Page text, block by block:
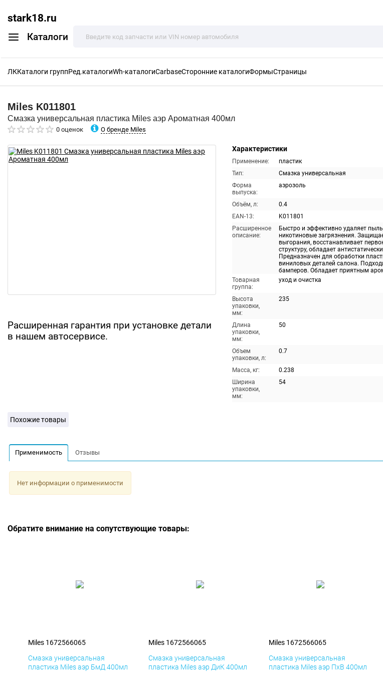
stark18.ru
Каталоги
ЛККаталоги группРед.каталогиWh-каталогиCarbaseСторонние каталогиФормыСтраницы
Miles K011801
Смазка универсальная пластика Miles аэр Ароматная 400мл
0 оценок О бренде Miles
Расширенная гарантия при установке детали
в нашем автосервисе.
Характеристики
Применение:
пластик
Тип:
Смазка универсальная
Форма
выпуска:
аэрозоль
Объём, л:
0.4
EAN-13:
K011801
Расширенное
описание:
Быстро и эффективно удаляет
никотиновые загрязнения.
выгорания, восстанавливает
структуру, обладает
Предназначен для обработки
виниловых деталей салона.
бамперов. Обладает приятным
Товарная
группа:
уход и очистка
Высота
упаковки,
мм:
235
Длина
упаковки,
мм:
50
Объем
упаковки, л:
0.7
Масса, кг:
0.238
Ширина
упаковки,
мм:
54
Похожие товары
Применимость Отзывы
Нет информации о применимости
Обратите внимание на сопутствующие товары:
Miles 1672566065
Смазка универсальная
пластика Miles аэр БмД 400мл
Miles 1672566065
Смазка универсальная
пластика Miles аэр ДиК 400мл
Miles 1672566065
Смазка универсальная
пластика Miles аэр ПхВ 400мл